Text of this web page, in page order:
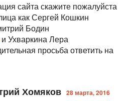
сайта скажите пожалуйста
как Сергей Кошкин
Бодин
и Ухваркина Лера
просьба ответить на
Хомяков 28 марта, 2016